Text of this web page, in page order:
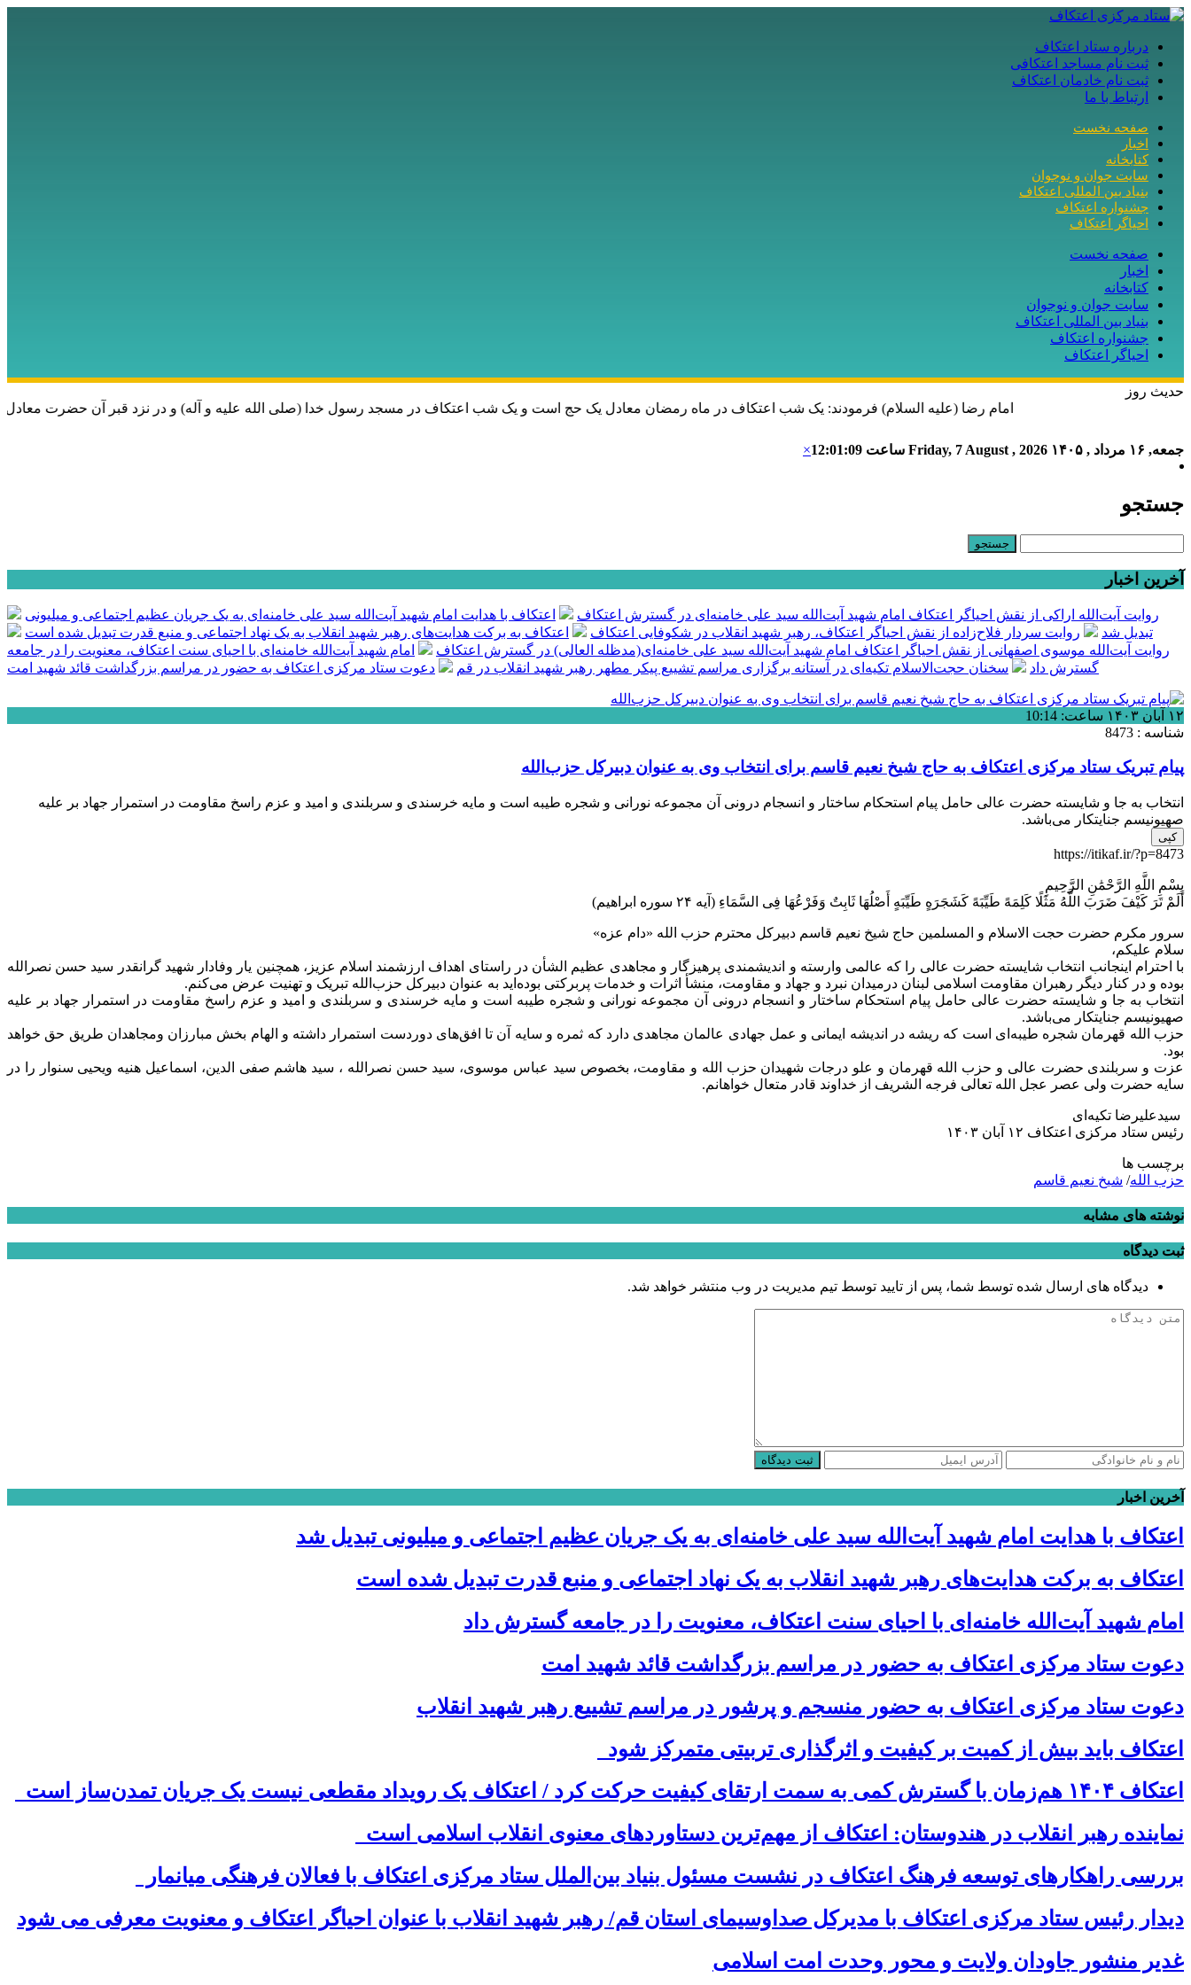
درباره ستاد اعتکاف
ثبت نام مساجد اعتکافی
ثبت نام خادمان اعتکاف
ارتباط با ما
صفحه نخست
اخبار
کتابخانه
سایت جوان و نوجوان
بنیاد بین المللی اعتکاف
جشنواره اعتکاف
احیاگر اعتکاف
صفحه نخست
اخبار
کتابخانه
سایت جوان و نوجوان
بنیاد بین المللی اعتکاف
جشنواره اعتکاف
احیاگر اعتکاف
حدیث روز
امام رضا (علیه السلام) فرمودند: یک شب اعتکاف در ماه رمضان معادل یک حج است و یک شب اعتکاف در مسجد رسول خدا (صلی الله علیه و آله) و در نزد قبر آن حضرت معادل
جمعه, ۱۶ مرداد , ۱۴۰۵ Friday, 7 August , 2026 ساعت 12:01:10
×
جستجو
آخرین اخبار
روایت آیت‌الله اراکی از نقش احیاگر اعتکاف امام شهید آیت‌الله سید علی خامنه‌ای در گسترش اعتکاف
اعتکاف با هدایت امام شهید آیت‌الله سید علی خامنه‌ای به یک جریان عظیم اجتماعی و میلیونی
تبدیل شد
روایت سردار فلاح‌زاده از نقش احیاگر اعتکاف، رهبر شهید انقلاب در شکوفایی اعتکاف
اعتکاف به برکت هدایت‌های رهبر شهید انقلاب به یک نهاد اجتماعی و منبع قدرت تبدیل شده است
روایت آیت‌الله موسوی اصفهانی از نقش احیاگر اعتکاف امام شهید آیت‌الله سید علی خامنه‌ای(مدظله العالی) در گسترش اعتکاف
امام شهید آیت‌الله خامنه‌ای با احیای سنت اعتکاف، معنویت را در جامعه
گسترش داد
سخنان حجت‌الاسلام تکیه‌ای در آستانه برگزاری مراسم تشییع پیکر مطهر رهبر شهید انقلاب در قم دعوت ستاد مرکزی اعتکاف به حضور در مراسم بزرگداشت قائد شهید امت
۱۲ آبان ۱۴۰۳ ساعت: 10:14
شناسه : 8473
پیام تبریک ستاد مرکزی اعتکاف به حاج شیخ نعیم قاسم برای انتخاب وی به عنوان دبیرکل حزب‌الله
انتخاب به جا و شایسته حضرت عالی حامل پیام استحکام ساختار و انسجام درونی آن مجموعه نورانی و شجره طیبه است و مایه خرسندی و سربلندی و امید و عزم راسخ مقاومت در استمرار جهاد بر علیه
صهیونیسم جنایتکار می‌باشد.
کپی
https://itikaf.ir/?p=8473
بِسْمِ اللَّهِ الرَّحْمَٰنِ الرَّحِیمِ
أَلَمْ تَرَ کَیْفَ ضَرَبَ اللَّهُ مَثَلًا کَلِمَهً طَیِّبَهً کَشَجَرَهٍ طَیِّبَهٍ أَصْلُهَا ثَابِتٌ وَفَرْعُهَا فِی السَّمَاءِ (آیه ۲۴ سوره ابراهیم)
سرور مکرم حضرت حجت الاسلام و المسلمین حاج شیخ نعیم قاسم دبیرکل محترم حزب الله «دام عزه»
سلام علیکم،
با احترام اینجانب انتخاب شایسته حضرت عالی را که عالمی وارسته و اندیشمندی پرهیزگار و مجاهدی عظیم الشأن در راستای اهداف ارزشمند اسلام عزیز، همچنین یار وفادار شهید گرانقدر سید حسن نصرالله
بوده و در کنار دیگر رهبران مقاومت اسلامی لبنان درمیدان نبرد و جهاد و مقاومت، منشأ اثرات و خدمات پربرکتی بوده‌اید به عنوان دبیرکل حزب‌الله تبریک و تهنیت عرض می‌کنم.
انتخاب به جا و شایسته حضرت عالی حامل پیام استحکام ساختار و انسجام درونی آن مجموعه نورانی و شجره طیبه است و مایه خرسندی و سربلندی و امید و عزم راسخ مقاومت در استمرار جهاد بر علیه
صهیونیسم جنایتکار می‌باشد.
حزب الله قهرمان شجره طیبه‌ای است که ریشه در اندیشه ایمانی و عمل جهادی عالمان مجاهدی دارد که ثمره و سایه آن تا افق‌های دوردست استمرار داشته و الهام بخش مبارزان ومجاهدان طریق حق خواهد
بود.
عزت و سربلندی حضرت عالی و حزب الله قهرمان و علو درجات شهیدان حزب الله و مقاومت، بخصوص سید عباس موسوی، سید حسن نصرالله ، سید هاشم صفی الدین، اسماعیل هنیه ویحیی سنوار را در
سایه حضرت ولی عصر عجل الله تعالی فرجه الشریف از خداوند قادر متعال خواهانم.
سیدعلیرضا تکیه‌ای
رئیس ستاد مرکزی اعتکاف ۱۲ آبان ۱۴۰۳
برچسب ها
حزب الله/ شیخ نعیم قاسم
نوشته های مشابه
ثبت دیدگاه
دیدگاه های ارسال شده توسط شما، پس از تایید توسط تیم مدیریت در وب منتشر خواهد شد.
ثبت دیدگاه
آخرین اخبار
اعتکاف با هدایت امام شهید آیت‌الله سید علی خامنه‌ای به یک جریان عظیم اجتماعی و میلیونی تبدیل شد
اعتکاف به برکت هدایت‌های رهبر شهید انقلاب به یک نهاد اجتماعی و منبع قدرت تبدیل شده است
امام شهید آیت‌الله خامنه‌ای با احیای سنت اعتکاف، معنویت را در جامعه گسترش داد
دعوت ستاد مرکزی اعتکاف به حضور در مراسم بزرگداشت قائد شهید امت
دعوت ستاد مرکزی اعتکاف به حضور منسجم و پرشور در مراسم تشییع رهبر شهید انقلاب
اعتکاف باید بیش از کمیت بر کیفیت و اثرگذاری تربیتی متمرکز شود
اعتکاف ۱۴۰۴ هم‌زمان با گسترش کمی به سمت ارتقای کیفیت حرکت کرد / اعتکاف یک رویداد مقطعی نیست یک جریان تمدن‌ساز است
نماینده رهبر انقلاب در هندوستان: اعتکاف از مهم‌ترین دستاوردهای معنوی انقلاب اسلامی است
بررسی راهکارهای توسعه فرهنگ اعتکاف در نشست مسئول بنیاد بین‌الملل ستاد مرکزی اعتکاف با فعالان فرهنگی میانمار
دیدار رئیس ستاد مرکزی اعتکاف با مدیرکل صداوسیمای استان قم/ رهبر شهید انقلاب با عنوان احیاگر اعتکاف و معنویت معرفی می شود
غدیر منشور جاودان ولایت و محور وحدت امت اسلامی